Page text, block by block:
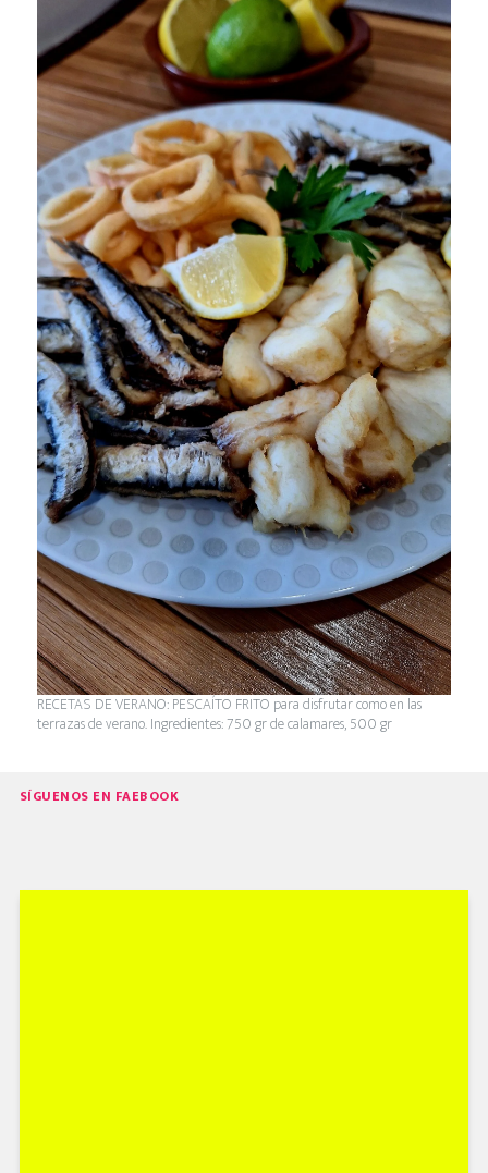
RECETAS DE VERANO: PESCAÍTO FRITO para disfrutar como en las
terrazas de verano. Ingredientes: 750 gr de calamares, 500 gr
SÍGUENOS EN FAEBOOK